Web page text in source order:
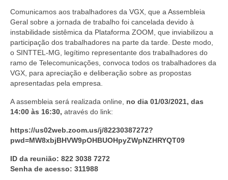
Comunicamos aos trabalhadores da VGX, que a Assembleia
Geral sobre a jornada de trabalho foi cancelada devido à
instabilidade sistêmica da Plataforma ZOOM, que inviabilizou a
participação dos trabalhadores na parte da tarde. Deste modo,
o SINTTEL-MG, legítimo representante dos trabalhadores do
ramo de Telecomunicações, convoca todos os trabalhadores da
VGX, para apreciação e deliberação sobre as propostas
apresentadas pela empresa.
A assembleia será realizada online, no dia 01/03/2021, das
14:00 às 16:30, através do link:
https://us02web.zoom.us/j/82230387272?
pwd=MW8xbjBHVW9pOHBUOHpyZWpNZHRYQT09
ID da reunião: 822 3038 7272
Senha de acesso: 311988